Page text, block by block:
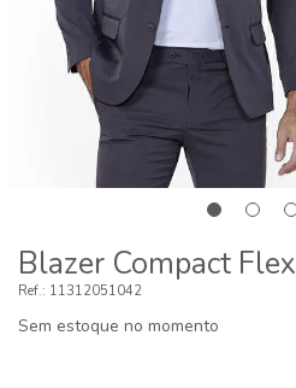
Blazer Compact Flex
11312051042
Sem estoque no momento